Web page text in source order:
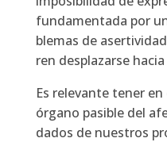
fun­da­men­ta­da por
ble­mas de
ren des­pla­zar­se
Es rele­van­te tener
órgano pasi­ble del
da­dos de nues­tros